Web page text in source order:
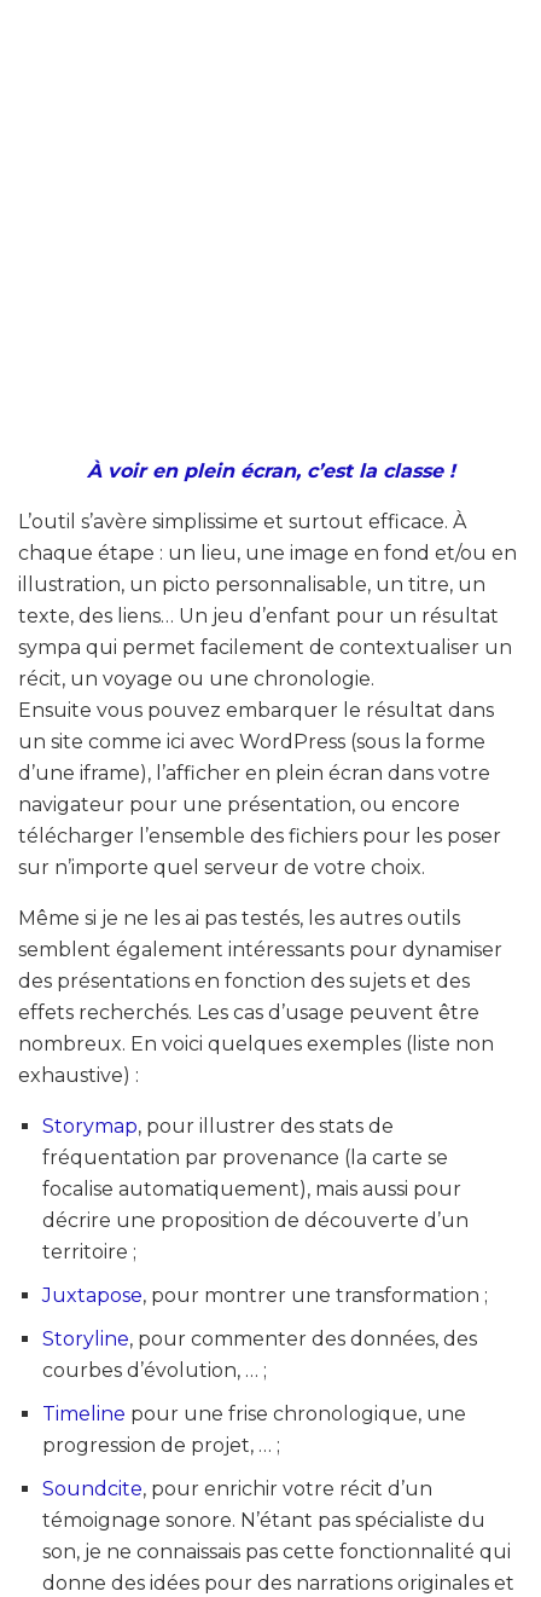
À voir en plein écran, c’est la classe !
L’outil s’avère simplissime et surtout efficace. À
chaque étape : un lieu, une image en fond et/ou en
illustration, un picto personnalisable, un titre, un
texte, des liens… Un jeu d’enfant pour un résultat
sympa qui permet facilement de contextualiser un
récit, un voyage ou une chronologie.
Ensuite vous pouvez embarquer le résultat dans
un site comme ici avec WordPress (sous la forme
d’une iframe), l’afficher en plein écran dans votre
navigateur pour une présentation, ou encore
télécharger l’ensemble des fichiers pour les poser
sur n’importe quel serveur de votre choix.
Même si je ne les ai pas testés, les autres outils
semblent également intéressants pour dynamiser
des présentations en fonction des sujets et des
effets recherchés. Les cas d’usage peuvent être
nombreux. En voici quelques exemples (liste non
exhaustive) :
Storymap, pour illustrer des stats de
fréquentation par provenance (la carte se
focalise automatiquement), mais aussi pour
décrire une proposition de découverte d’un
territoire ;
Juxtapose, pour montrer une transformation ;
Storyline, pour commenter des données, des
courbes d’évolution, … ;
Timeline pour une frise chronologique, une
progression de projet, … ;
Soundcite, pour enrichir votre récit d’un
témoignage sonore. N’étant pas spécialiste du
son, je ne connaissais pas cette fonctionnalité qui
donne des idées pour des narrations originales et